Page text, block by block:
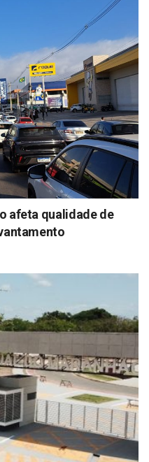
afeta qualidade de